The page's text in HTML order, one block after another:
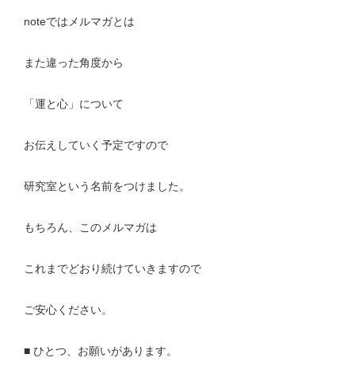
noteではメルマガとは
また違った角度から
「運と心」について
お伝えしていく予定ですので
研究室という名前をつけました。
もちろん、このメルマガは
これまでどおり続けていきますので
ご安心ください。
■ ひとつ、お願いがあります。